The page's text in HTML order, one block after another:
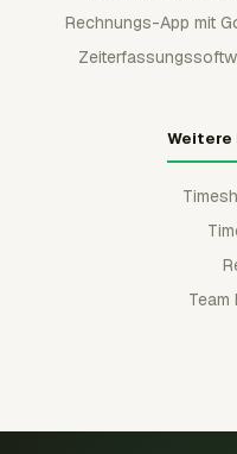
Rechnungs-App mit
Weitere
Team